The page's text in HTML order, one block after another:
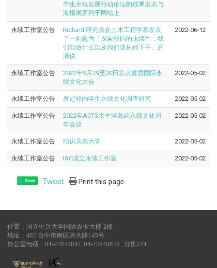
学生永续发展行动论坛的成果发表与
海报展罗列于网站上
永续工作室公告
Richard 研究员在土木工程学系发表
了一则题为「探索校园的永续性：我
们能做什么以及我们该从何下手」的
演说
2022-06-12
永续工作室公告
2022年9月29至30日发表首届国际永
续文化大会
2022-05-02
永续工作室公告 发起校内学生永续文化调查研究 2022-05-02
永续工作室公告
2022年ACTS太平洋岛屿永续文化周
年会议
2022-05-02
永续工作室公告 结识关岛大学 2022-05-02
永续工作室公告 IAC成立永续工作室 2022-05-02
Share Tweet Print this page
位置：国立中兴大学国际农业大楼 2楼
地址：402 台中市南区兴大路145号
办公室电话：04-22840847, 04-22840848 分机224